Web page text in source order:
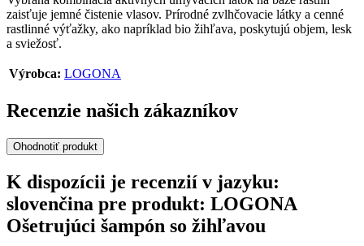
zaisťuje jemné čistenie vlasov. Prírodné zvlhčovacie látky a cenné
rastlinné výťažky, ako napríklad bio žihľava, poskytujú objem, lesk
a sviežosť.
Výrobca: LOGONA
Recenzie našich zákazníkov
Ohodnotiť produkt
K dispozícii je recenzií v jazyku:
slovenčina pre produkt: LOGONA
Ošetrujúci šampón so žihľavou